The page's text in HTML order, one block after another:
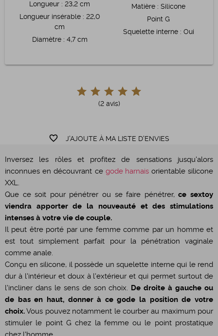
(2 avis)
favorite_border J'AJOUTE À MA LISTE D'ENVIES
Longueur : 23,2 cm
Longueur insérable: 22,0
cm
Diamètre: 4,7 cm
Matière : Silicone
Point G
Squelette interne: Oui
Inversez les rôles et profitez de sensations jusqu'alors
inconnues en découvrant ce gode harnaisorientable silicone
XXL.
Que ce soit pour pénétrer ou se faire pénétrer,ce sextoy
viendra apporter de la nouveauté et des stimulations
intenses à votre vie de couple.
Il peut être porté par une femme comme par un homme et
est tout simplement parfait pour la pénétration vaginale
comme anale.
Conçu en silicone, il possède un squelette interne qui le rend
dur à l'intérieur et doux à l'extérieur et qui permet surtout de
l'incliner dans le sens de son choix.
De droite à gauche ou
de bas en haut, donner à ce gode la position de votre
choix. Vous pouvez notamment le courber au maximum pour
stimuler le point G chez la femme ou le point prostatique